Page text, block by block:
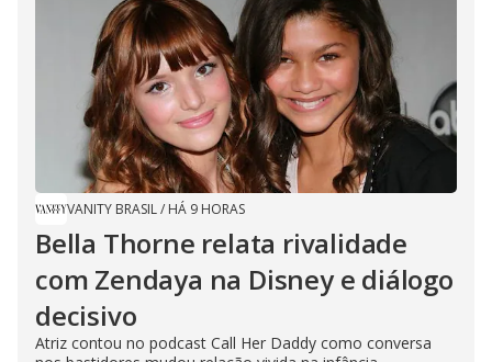
VANITY BRASIL/ HÁ 9 HORAS
Bella Thorne relata rivalidade
com Zendaya na Disney e diálogo
decisivo
Atriz contou no podcast Call Her Daddy como conversa